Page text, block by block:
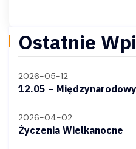
Ostatnie
2026-05-12
12.05 –
2026-04-02
Życzenia Wielkanocne